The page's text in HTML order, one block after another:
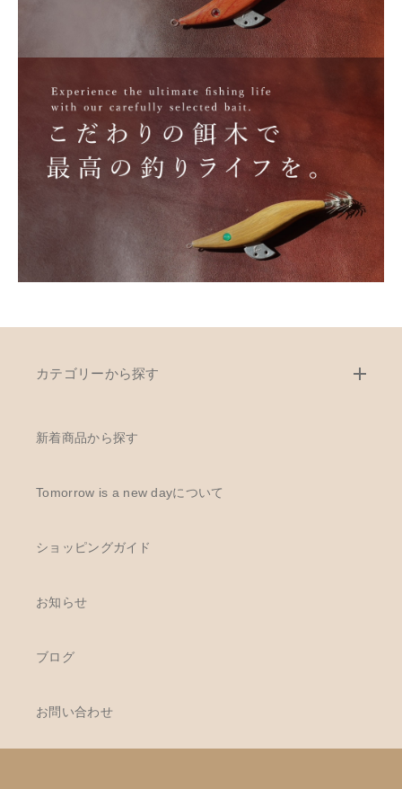
カテゴリーから探す
新着商品から探す
Tomorrow is a new dayについて
ショッピングガイド
お知らせ
ブログ
お問い合わせ